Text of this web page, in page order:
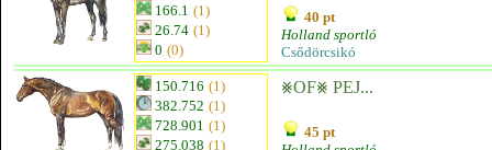
166.1 (1)
26.74 (1)
0 (0)
40 pt
Holland sportló
Csődörcsikó
150.716 (1)
382.752 (1)
728.901 (1)
275.038 (1)
⨳OF⨳ PEJ...
45 pt